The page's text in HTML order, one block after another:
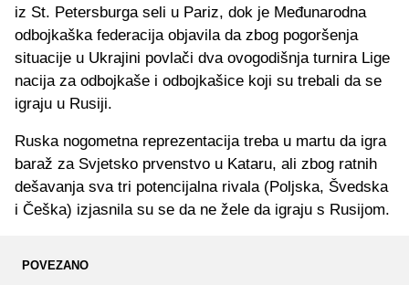
iz St. Petersburga seli u Pariz, dok je Međunarodna
odbojkaška federacija objavila da zbog pogoršenja
situacije u Ukrajini povlači dva ovogodišnja turnira Lige
nacija za odbojkaše i odbojkašice koji su trebali da se
igraju u Rusiji.
Ruska nogometna reprezentacija treba u martu da igra
baraž za Svjetsko prvenstvo u Kataru, ali zbog ratnih
dešavanja sva tri potencijalna rivala (Poljska, Švedska
i Češka) izjasnila su se da ne žele da igraju s Rusijom.
POVEZANO